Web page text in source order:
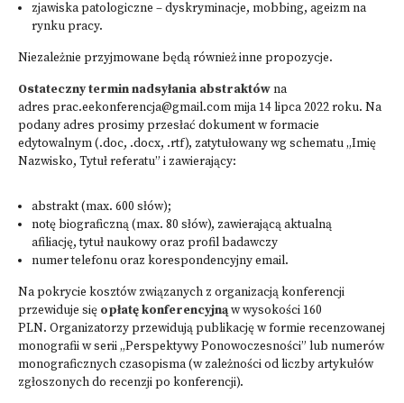
zjawiska patologiczne – dyskryminacje, mobbing, ageizm na
rynku pracy.
Niezależnie przyjmowane będą również inne propozycje.
Ostateczny termin nadsyłania abstraktówna
adres prac.eekonferencja@gmail.com mija 14 lipca 2022 roku. Na
podany adres prosimy przesłać dokument w formacie
edytowalnym (.doc, .docx, .rtf), zatytułowany wg schematu „Imię
Nazwisko, Tytuł referatu” i zawierający:
abstrakt (max. 600 słów);
notę biograficzną (max. 80 słów), zawierającą aktualną
afiliację, tytuł naukowy oraz profil badawczy
numer telefonu oraz korespondencyjny email.
Na pokrycie kosztów związanych z organizacją konferencji
przewiduje się opłatę konferencyjnąw wysokości 160
PLN. Organizatorzy przewidują publikację w formie recenzowanej
monografii w serii „Perspektywy Ponowoczesności” lub numerów
monograficznych czasopisma (w zależności od liczby artykułów
zgłoszonych do recenzji po konferencji).